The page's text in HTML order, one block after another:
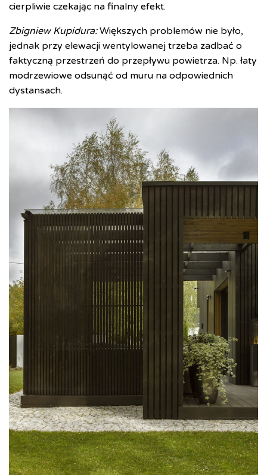
cierpliwie czekając na finalny efekt.
Zbigniew Kupidura:Większych problemów nie było,
jednak przy elewacji wentylowanej trzeba zadbać o
faktyczną przestrzeń do przepływu powietrza. Np. łaty
modrzewiowe odsunąć od muru na odpowiednich
dystansach.